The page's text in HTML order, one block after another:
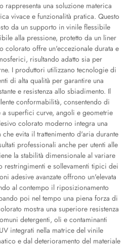
rappresenta una soluzione materica
vivace e funzionalità pratica. Questo
da un supporto in vinile flessibile
alla pressione, protetto da un liner
colorato offre un'eccezionale durata e
risultando adatto sia per
I produttori utilizzano tecnologie di
di alta qualità per garantire una
e resistenza allo sbiadimento. Il
conformabilità, consentendo di
superfici curve, angoli e geometrie
colorato moderno integra una
evita il trattenimento d'aria durante
professionali anche per utenti alle
la stabilità dimensionale al variare
restringimenti e sollevamenti tipici dei
adesive avanzate offrono un'elevata
al contempo il riposizionamento
poi nel tempo una piena forza di
mostra una superiore resistenza
detergenti, oli e contaminanti
integrati nella matrice del vinile
e dal deterioramento del materiale